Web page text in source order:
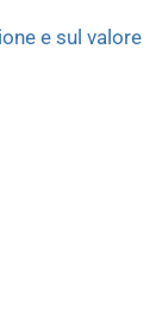
e sul valore